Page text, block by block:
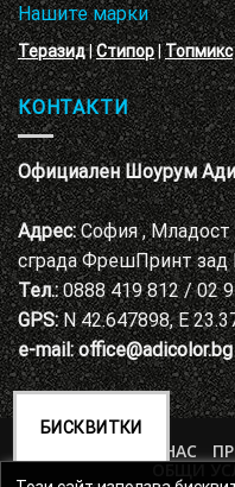
Нашите марки
Теразид|Стипор|Топмикс
КОНТАКТИ
Официален Шоурум
Адрес:София , Младост
сграда ФрешПринт зад
Тел.:0888 419 812 / 02
GPS:N 42.647898, E
e-mail: office@adicolor.bg
ЗА НАС
ОБЩИ
БИСКВИТКИ